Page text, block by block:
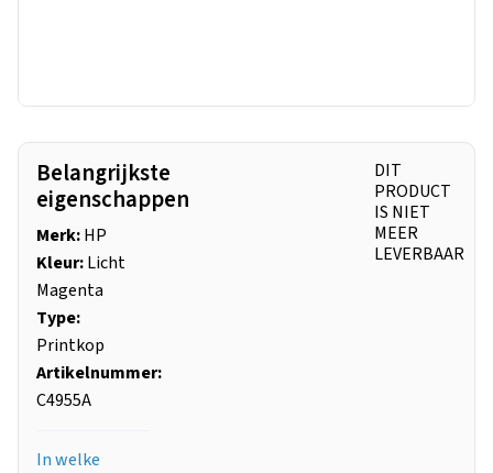
Belangrijkste
eigenschappen
Merk:HP
Kleur:Licht
Magenta
Type:
Printkop
Artikelnummer:
C4955A
In welke
DIT
PRODUCT
IS NIET
MEER
LEVERBAAR